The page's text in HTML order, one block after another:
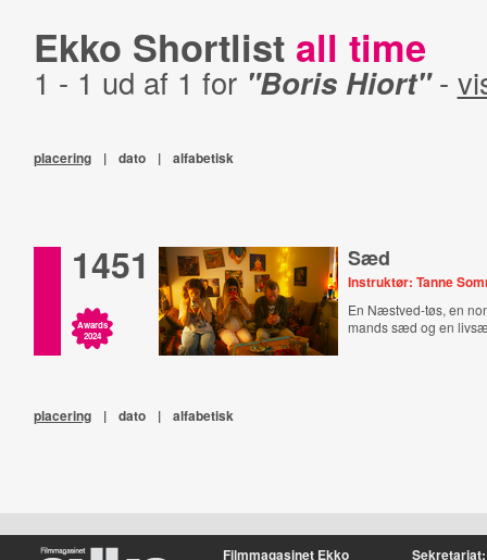
Ekko Shortlist all time
1 - 1 ud af 1 for "Boris Hiort"-
placering | dato | alfabetisk
1451
Awards
2024
Sæd
Instruktør: Tanne
En Næstved-tøs, en
mands sæd og en
placering | dato | alfabetisk
Filmmagasinet Ekko Sekretariat: